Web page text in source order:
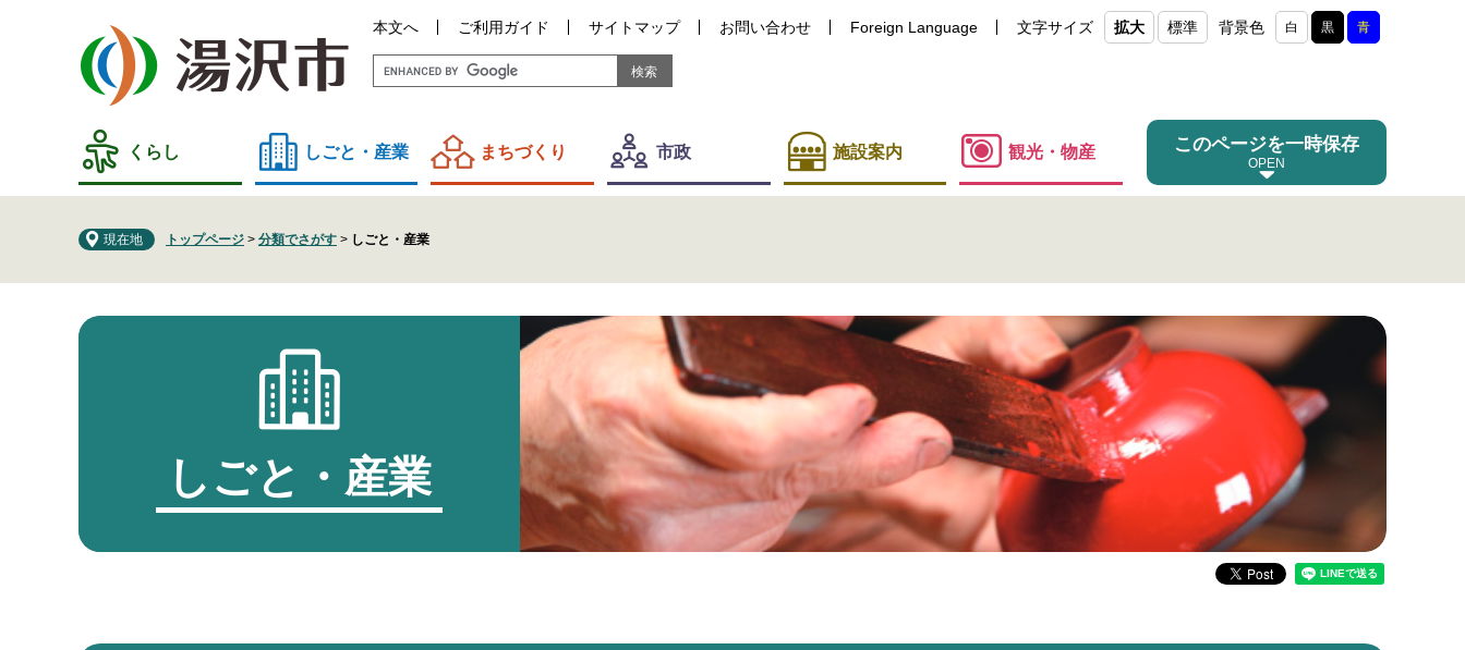
す
し
本文へ ご利用ガイド サイトマップ お問い合わせ Foreign Language 文字サイズ 拡大 標準 背景色 白 黒 青
くらし しごと・産業 まちづくり 市政 施設案内 観光・物産 このページを一時保存
現在地 トップページ > 分類でさがす > しごと・産業
文
しごと・産業